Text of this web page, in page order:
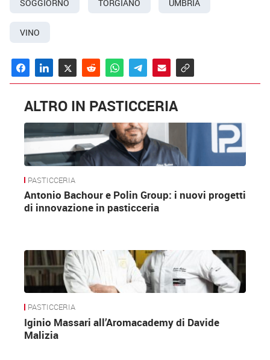
SOGGIORNO TORGIANO UMBRIA
VINO
ALTRO IN PASTICCERIA
PASTICCERIA
Antonio Bachour e Polin Group: i nuovi progetti
di innovazione in pasticceria
PASTICCERIA
Iginio Massari all’Aromacademy di Davide
Malizia